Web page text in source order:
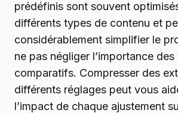
prédéfinis sont souvent
différents types de contenu et
considérablement simplifier le
ne pas négliger l’importance des
comparatifs. Compresser des
différents réglages peut vous
l’impact de chaque ajustement